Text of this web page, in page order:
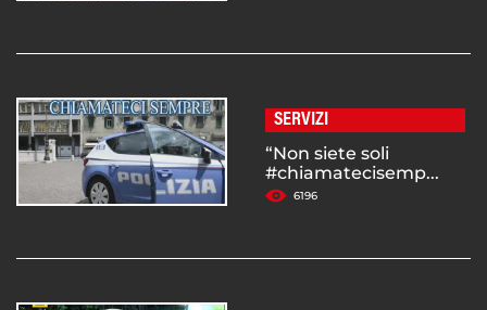
SERVIZI
“Non siete soli
#chiamatecisemp...
6196